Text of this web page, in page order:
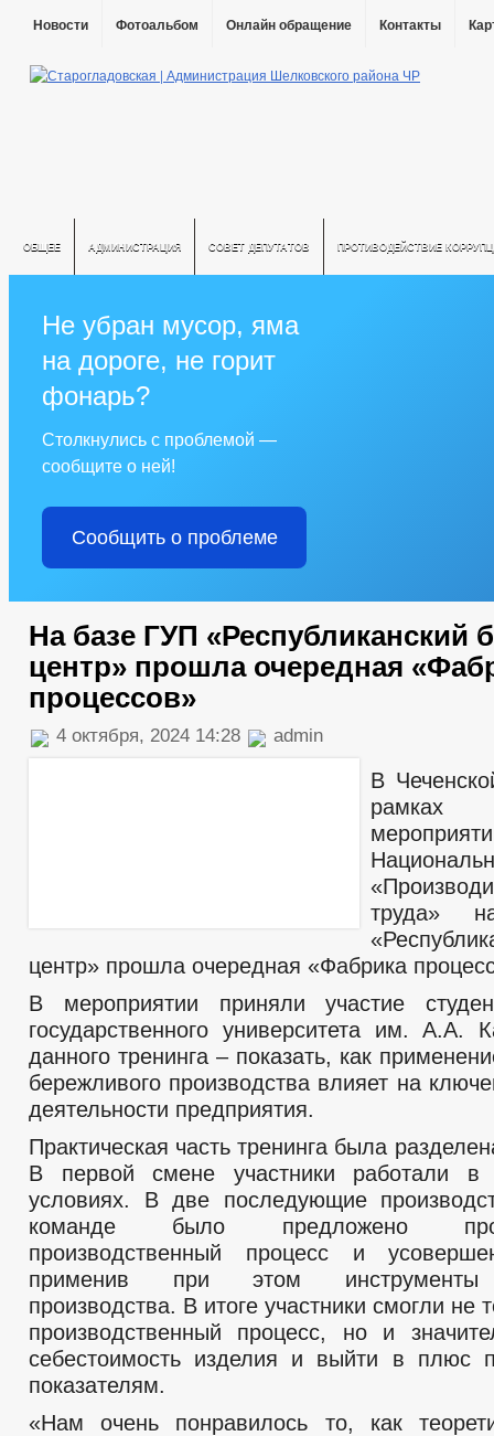
Новости Фотоальбом Онлайн обращение Контакты
ОБЩЕЕ АДМИНИСТРАЦИЯ СОВЕТ ДЕПУТАТОВ ПРОТИВОДЕЙСТВИЕ
Не убран мусор, яма
на дороге, не горит
фонарь?
Столкнулись с проблемой —
сообщите о ней!
Сообщить о проблеме
На базе ГУП «Республиканский
центр» прошла очередная
процессов»
4 октября, 2024 14:28 admin
В
рамках
труда»
центр» прошла очередная «Фабрика
В мероприятии приняли участие
государственного университета им. А.А.
данного тренинга – показать, как
бережливого производства влияет на
деятельности предприятия.
Практическая часть тренинга была
В первой смене участники работали в
условиях. В две последующие
команде было предложено
производственный процесс и
применив при этом инструменты
производства. В итоге участники смогли не
производственный процесс, но и
себестоимость изделия и выйти в плюс
показателям.
«Нам очень понравилось то, как